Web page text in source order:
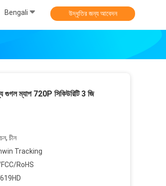
Bengali উদ্ধৃতির জন্য আবেদন
গুগল ম্যাপ 720P সিকিউরিটি 3 জি
চীন
Tracking
RoHS